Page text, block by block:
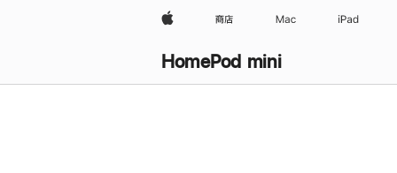
Apple 商店 Mac iPad
HomePod mini